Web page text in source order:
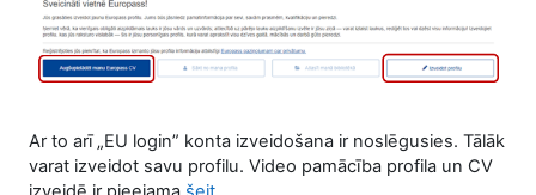
Ar to arī „EU login” konta izveidošana ir noslēgusies. Tālāk
varat izveidot savu profilu. Video pamācība profila un CV